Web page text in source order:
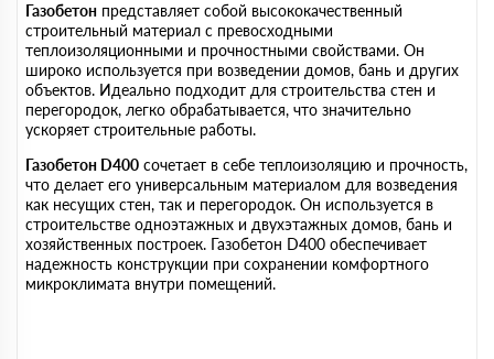
Газобетон представляет собой высококачественный
строительный материал с превосходными
теплоизоляционными и прочностными свойствами. Он
широко используется при возведении домов, бань и других
объектов. Идеально подходит для строительства стен и
перегородок, легко обрабатывается, что значительно
ускоряет строительные работы.
Газобетон D400 сочетает в себе теплоизоляцию и прочность,
что делает его универсальным материалом для возведения
как несущих стен, так и перегородок. Он используется в
строительстве одноэтажных и двухэтажных домов, бань и
хозяйственных построек. Газобетон D400 обеспечивает
надежность конструкции при сохранении комфортного
микроклимата внутри помещений.